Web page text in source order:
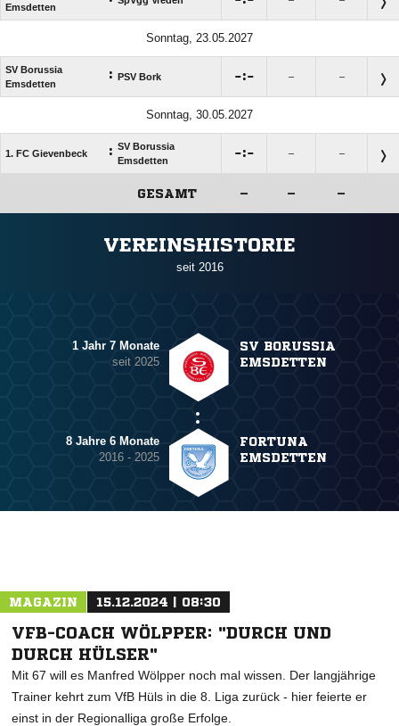
Emsdetten
Sonntag, 23.05.2027
SV Borussia
Emsdetten
: PSV Bork : – –
Sonntag, 30.05.2027
1. FC Gievenbeck : SV Borussia
Emsdetten
: – –
GESAMT – – –
VEREINSHISTORIE
seit 2016
1 Jahr 7 Monate
seit 2025
SV BORUSSIA
EMSDETTEN
8 Jahre 6 Monate
2016 - 2025
FORTUNA
EMSDETTEN
MAGAZIN 15.12.2024 | 08:30
VFB-COACH WÖLPPER: "DURCH UND
DURCH HÜLSER"
Mit 67 will es Manfred Wölpper noch mal wissen. Der langjährige
Trainer kehrt zum VfB Hüls in die 8. Liga zurück - hier feierte er
einst in der Regionalliga große Erfolge.